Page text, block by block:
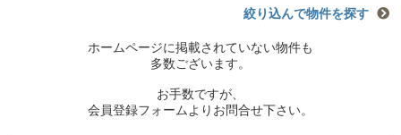
絞り込んで物件を探す
ホームページに掲載されていない物件も
多数ございます。
お手数ですが、
会員登録フォームよりお問合せ下さい。